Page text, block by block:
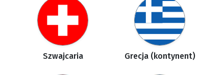
Szwajcaria Grecja (kontynent)